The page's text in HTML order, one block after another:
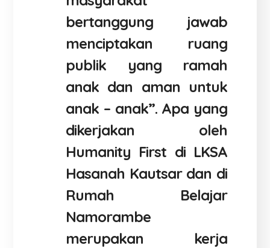
bertanggung jawab
menciptakan ruang
publik yang ramah
anak dan aman untuk
anak – anak”. Apa yang
dikerjakan oleh
Humanity First di LKSA
Hasanah Kautsar dan di
Rumah Belajar
Namorambe
merupakan kerja